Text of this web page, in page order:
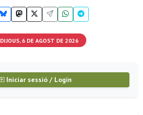
DIJOUS, 6 DE AGOST DE 2026
Iniciar sessió / Login